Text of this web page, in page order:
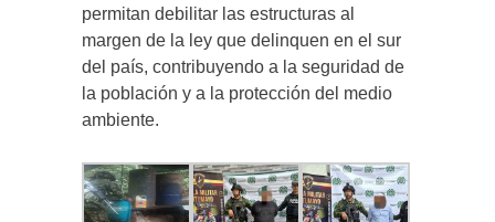
permitan debilitar las estructuras al
margen de la ley que delinquen en el sur
del país, contribuyendo a la seguridad de
la población y a la protección del medio
ambiente.